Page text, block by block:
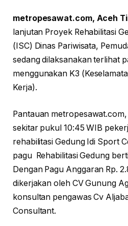
metropesawat.com, Aceh
lanjutan Proyek Rehabilitasi
(ISC) Dinas Pariwisata,
sedang dilaksanakan terlihat
menggunakan K3
Kerja).
Pantauan
sekitar pukul 10:45 WIB
rehabilitasi Gedung Idi Sport
pagu Rehabilitasi Gedung
Dengan Pagu Anggaran Rp.
dikerjakan oleh CV Gunung
konsultan pengawas Cv
Consultant.